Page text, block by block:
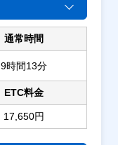
通常時間
9時間13分
ETC料金
17,650円